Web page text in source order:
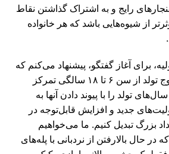
رایج و به اشتراک گذاشتن نقاط
از شیوه‌هایی باشد که هر خانواده
برای آغاز گفتگو، پیشنهاد می‌کنم که
ما بر روی سال‌های زوج تولد از سن ۶ تا ۱۸ سالگی تمرکز
تولد را با پیوند دادن آنها به
جدید و افزایش قابل‌توجه در
بزرگ تبدیل کنیم. ما می‌خواهیم
حال بالارفتن از نردبانی با پله‌های